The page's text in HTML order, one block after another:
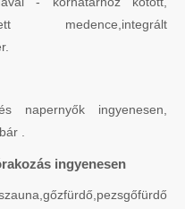
medence,integrált
napernyők ingyenesen,
.
ingyenesen